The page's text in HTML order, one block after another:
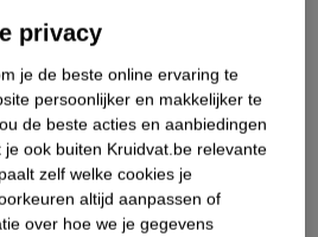
informatie
privacy
je de beste online ervaring te
persoonlijker en makkelijker te
de beste acties en aanbiedingen
ook buiten Kruidvat.be relevante
zelf welke cookies je
altijd aanpassen of
over hoe we je gegevens